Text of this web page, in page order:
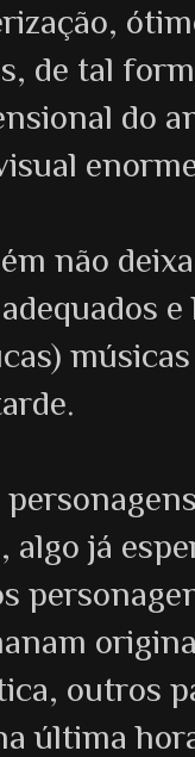
de tal
do
não
algo já
outros
última